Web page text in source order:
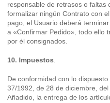
responsable de retrasos o faltas
formalizar ningún Contrato con
pago, el Usuario deberá
a «Confirmar Pedido», todo ello
por él consignados.
10. Impuestos.
De conformidad con lo
37/1992, de 28 de diciembre,
Añadido, la entrega de los